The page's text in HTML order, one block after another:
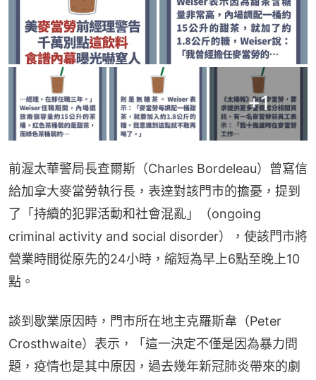
+1
前渥太華警局長查爾斯（Charles Bordeleau）曾寫信
給加拿大麥當勞執行長，表達對該門市的擔憂，提到
了「持續的犯罪活動和社會混亂」（ongoing
criminal activity and social disorder），使該門市將
營業時間從原先的24小時，縮短為早上6點至晚上10
點。
談到歇業原因時，門市所在地主克羅斯韋（Peter
Crosthwaite）表示，「這一決定不僅是因為暴力問
題，疫情也是其中原因，過去幾年新冠肺炎帶來的劇